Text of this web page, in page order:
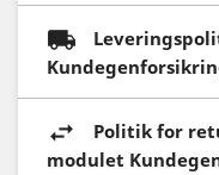
Politik for
modulet